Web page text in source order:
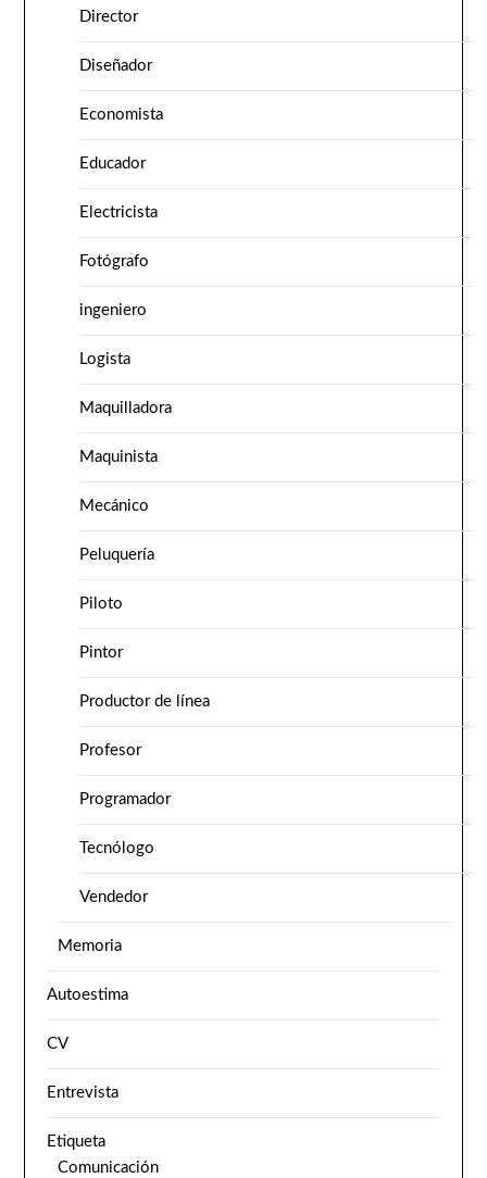
Director
Diseñador
Economista
Educador
Electricista
Fotógrafo
ingeniero
Logista
Maquilladora
Maquinista
Mecánico
Peluquería
Piloto
Pintor
Productor de línea
Profesor
Programador
Tecnólogo
Vendedor
Memoria
Autoestima
CV
Entrevista
Etiqueta
Comunicación